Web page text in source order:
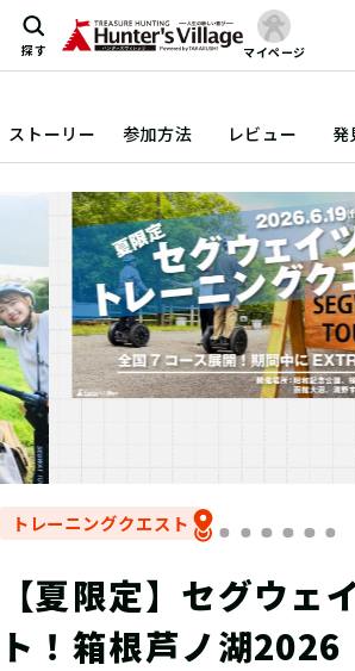
探す マイページ
ストーリー 参加方法 レビュー 発
トレーニングクエスト
【夏限定】セグウェ
ト！箱根芦ノ湖2026